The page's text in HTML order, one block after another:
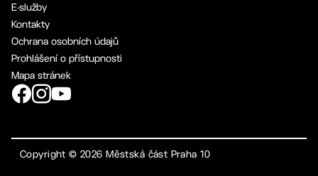
E-služby
Kontakty
Ochrana osobních údajů
Prohlášení o přístupnosti
Mapa stránek
Copyright ©2026 Městská část Praha 10